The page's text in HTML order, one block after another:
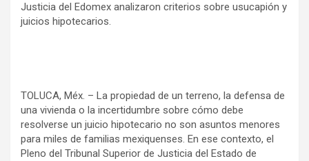
Justicia del Edomex analizaron criterios sobre usucapión y
juicios hipotecarios.
TOLUCA, Méx. – La propiedad de un terreno, la defensa de
una vivienda o la incertidumbre sobre cómo debe
resolverse un juicio hipotecario no son asuntos menores
para miles de familias mexiquenses. En ese contexto, el
Pleno del Tribunal Superior de Justicia del Estado de